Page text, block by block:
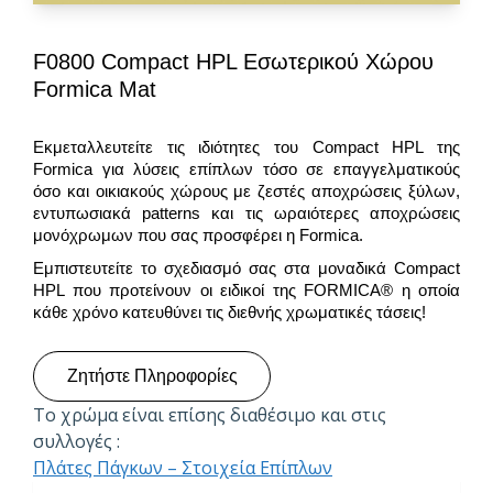
F0800 Compact HPL Εσωτερικού Χώρου
Formica Mat
Εκμεταλλευτείτε τις ιδιότητες του Compact HPL της
Formica για λύσεις επίπλων τόσο σε επαγγελματικούς
όσο και οικιακούς χώρους με ζεστές αποχρώσεις ξύλων,
εντυπωσιακά patterns και τις ωραιότερες αποχρώσεις
μονόχρωμων που σας προσφέρει η Formica.
Εμπιστευτείτε το σχεδιασμό σας στα μοναδικά Compact
HPL που προτείνουν οι ειδικοί της FORMICA® η οποία
κάθε χρόνο κατευθύνει τις διεθνής χρωματικές τάσεις!
Ζητήστε Πληροφορίες
Το χρώμα είναι επίσης διαθέσιμο και στις
συλλογές :
Πλάτες Πάγκων – Στοιχεία Επίπλων